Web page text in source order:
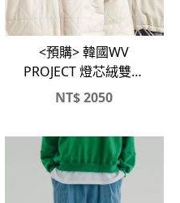
<預購> 韓國WV
PROJECT 燈芯絨雙面
穿保暖外套
NT$2050